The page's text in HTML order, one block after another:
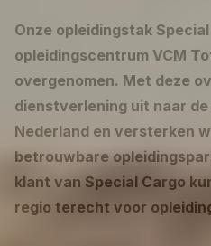
Onze opleidingstak
opleidingscentrum VCM
overgenomen. Met deze
dienstverlening uit naar
Nederland en versterken
betrouwbare
klant van Special Cargo
regio terecht voor
Nederlands
English